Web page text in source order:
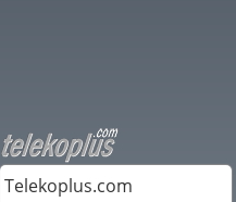
Telekoplus.com